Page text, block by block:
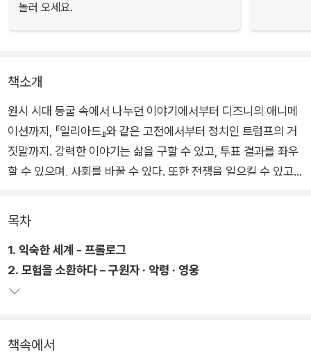
놀러 오세요.
책소개
원시 시대 동굴 속에서 나누던 이야기에서부터 디즈니의 애니메
이션까지, 『일리아드』와 같은 고전에서부터 정치인 트럼프의 거
짓말까지. 강력한 이야기는 삶을 구할 수 있고, 투표 결과를 좌우
할 수 있으며, 사회를 바꿀 수 있다. 또한 전쟁을 일으킬 수 있고
리들은 이야기의 힘 덕분에 진화적 이점을 얻고, 문명을 이룰 수
있었다.
2022년 독일 독서문화진흥재단에서 선정한 최고의 논픽션 중
한 권에 들어갔던 이 책에서 저자들은 이야기가 지닌 상반된 영향
박한지를 잘 풀어놓고 있다.
목차
1. 익숙한 세계 - 프롤로그
2. 모험을 소환하다 – 구원자 · 악령 · 영웅
책속에서